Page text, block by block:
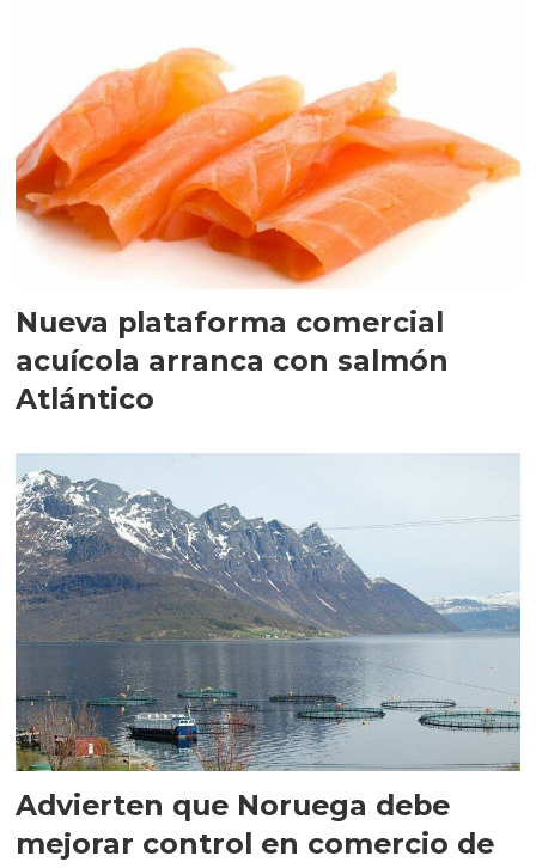
Nueva plataforma comercial
acuícola arranca con salmón
Atlántico
Advierten que Noruega debe
mejorar control en comercio de